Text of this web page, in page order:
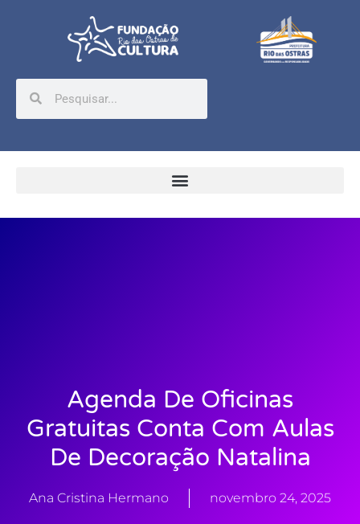
Agenda De Oficinas
Gratuitas Conta Com Aulas
De Decoração Natalina
Ana Cristina Hermano novembro 24, 2025